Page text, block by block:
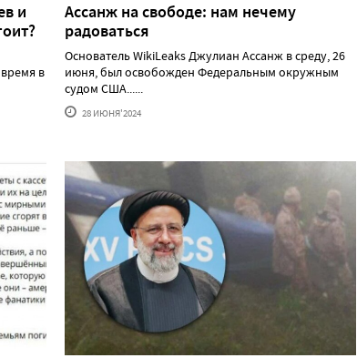
и
в
Ассанж на свободе: нам нечему
радоваться
Основатель WikiLeaks Джулиан Ассанж в среду, 26
июня, был освобожден Федеральным окружным
судом США......
28 ИЮНЯ'2024